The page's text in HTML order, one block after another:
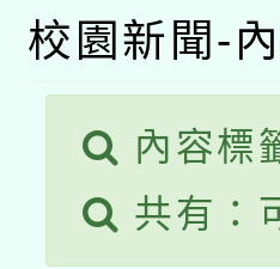
業技術研
用水績優
動」
115年8
桃園市孔
開 智慧
2026年
校園新聞-
內容標
共有：